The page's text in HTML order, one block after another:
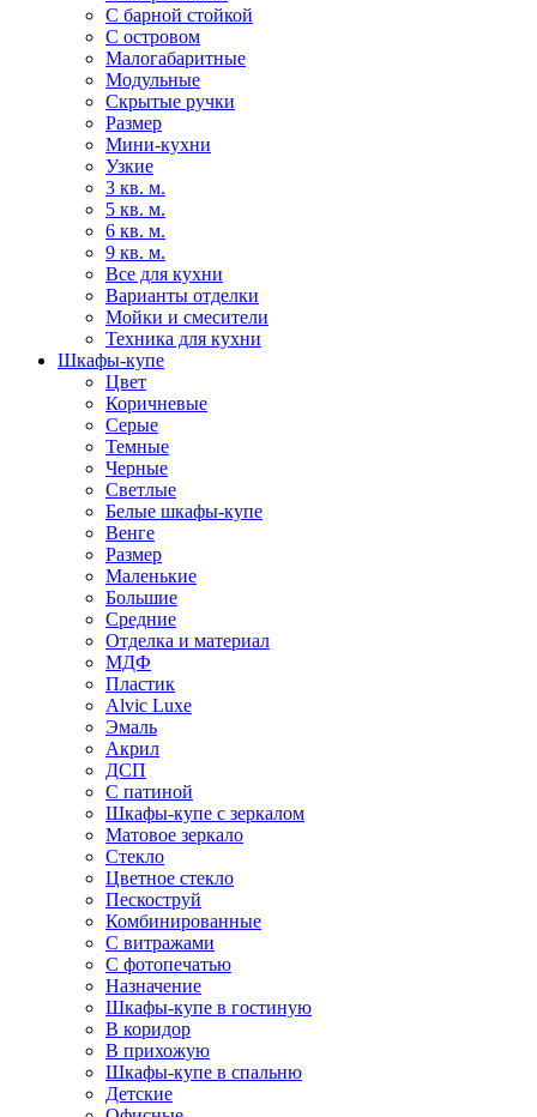
С барной стойкой
С островом
Малогабаритные
Модульные
Скрытые ручки
Размер
Мини-кухни
Узкие
3 кв. м.
5 кв. м.
6 кв. м.
9 кв. м.
Все для кухни
Варианты отделки
Мойки и смесители
Техника для кухни
Шкафы-купе
Цвет
Коричневые
Серые
Темные
Черные
Светлые
Белые шкафы-купе
Венге
Размер
Маленькие
Большие
Средние
Отделка и материал
МДФ
Пластик
Alvic Luxe
Эмаль
Акрил
ДСП
С патиной
Шкафы-купе с зеркалом
Матовое зеркало
Стекло
Цветное стекло
Пескоструй
Комбинированные
С витражами
С фотопечатью
Назначение
Шкафы-купе в гостиную
В коридор
В прихожую
Шкафы-купе в спальню
Детские